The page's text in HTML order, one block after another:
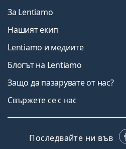
За Lentiamo
Нашият екип
Lentiamo и медиите
Блогът на Lentiamo
Защо да пазарувате от нас?
Свържете се с нас
Последвайте ни във